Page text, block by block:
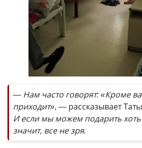
— Нам часто говорят: «Кроме
приходит», — рассказывает
И если мы можем подарить хоть
значит, все не зря.